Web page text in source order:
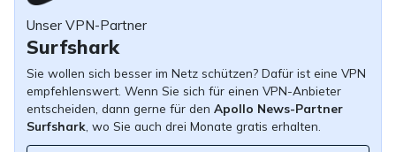
Unser VPN-Partner
Surfshark
Sie wollen sich besser im Netz schützen? Dafür ist eine VPN
empfehlenswert. Wenn Sie sich für einen VPN-Anbieter
entscheiden, dann gerne für den Apollo News-Partner
Surfshark, wo Sie auch drei Monate gratis erhalten.